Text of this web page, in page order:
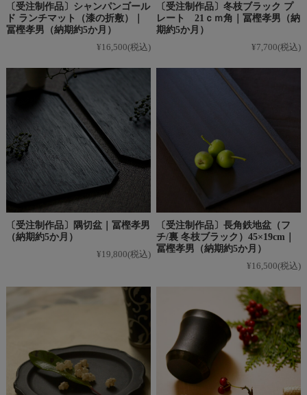
〔受注制作品〕シャンパンゴール
ド ランチマット（漆の折敷）｜
冨樫孝男（納期約5か月）
¥16,500(税込)
〔受注制作品〕冬枝ブラック プ
レート 21ｃｍ角｜冨樫孝男（納
期約5か月）
¥7,700(税込)
〔受注制作品〕隅切盆｜冨樫孝男
（納期約5か月）
¥19,800(税込)
〔受注制作品〕長角鉄地盆（フ
チ/裏 冬枝ブラック）45×19cm｜
冨樫孝男（納期約5か月）
¥16,500(税込)